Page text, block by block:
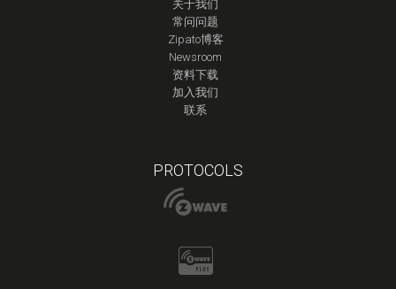
关于我们
常问问题
Zipato博客
Newsroom
资料下载
加入我们
联系
PROTOCOLS